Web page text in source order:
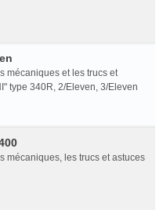
mécaniques et les trucs et
type 340R, 2/Eleven, 3/Eleven
mécaniques, les trucs et astuces